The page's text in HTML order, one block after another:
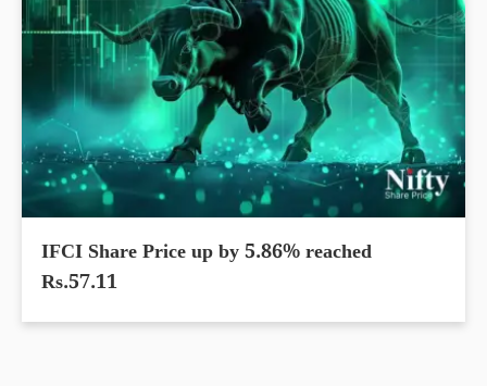
IFCI Share Price up by 5.86% reached
Rs.57.11